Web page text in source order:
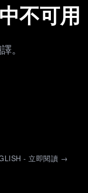
不可用
。
- 立即閱讀 →